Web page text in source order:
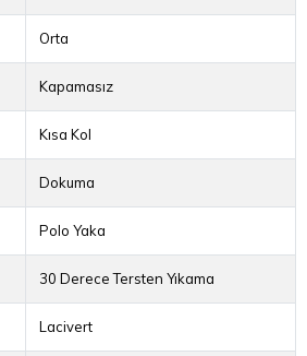
Orta
Kapamasız
Kısa Kol
Dokuma
Polo Yaka
30 Derece Tersten Yıkama
Lacivert